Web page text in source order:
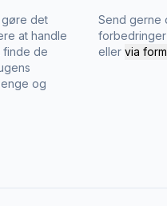
gøre det
at handle
finde de
og
Send gerne
eller via